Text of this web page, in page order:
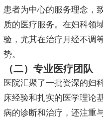
患者为中心的服务理念，
质的医疗服务。在妇科领
验，尤其在治疗月经不调
势。
（二）专业医疗团队
医院汇聚了一批资深的妇
床经验和扎实的医学理论
病的诊断和治疗，还注重